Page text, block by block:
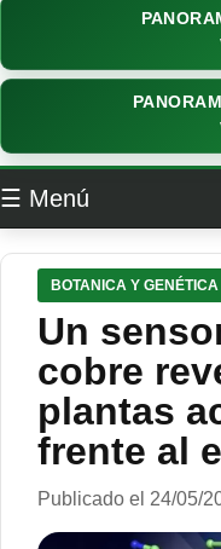
☰ Menú
BOTANICA Y GENÉTICA
Un
cobre
plantas
frente al
Publicado el 24/05/